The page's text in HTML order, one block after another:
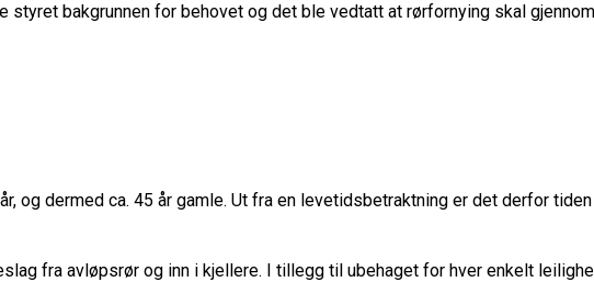
styret bakgrunnen for behovet og det ble vedtatt at rørfornying skal
og dermed ca. 45 år gamle. Ut fra en levetidsbetraktning er det derfor
fra avløpsrør og inn i kjellere. I tillegg til ubehaget for hver enkelt